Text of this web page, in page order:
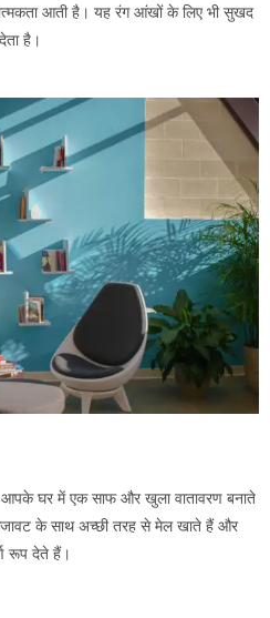
आती है। यह रंग आंखों के लिए भी सुखद
है।
घर में एक साफ और खुला वातावरण बनाते
के साथ अच्छी तरह से मेल खाते हैं और
रूप देते हैं।